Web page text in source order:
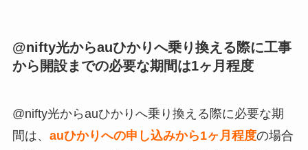
@nifty光からauひかりへ乗り換える際に工事
から開設までの必要な期間は1ヶ月程度
@nifty光からauひかりへ乗り換える際に必要な期
間は、 auひかりへの申し込みから1ヶ月程度の場合